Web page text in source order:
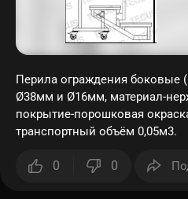
Перила ограждения боковые
Ø38мм и Ø16мм, материал-
покрытие-порошковая
транспортный объём 0,05м3.
0 0